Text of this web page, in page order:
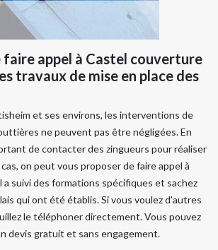
faire appel à Castel couverture
travaux de mise en place des
et ses environs, les interventions de
ne peuvent pas être négligées. En
de contacter des zingueurs pour réaliser
on peut vous proposer de faire appel à
suivi des formations spécifiques et sachez
qui ont été établis. Si vous voulez d'autres
le téléphoner directement. Vous pouvez
devis gratuit et sans engagement.